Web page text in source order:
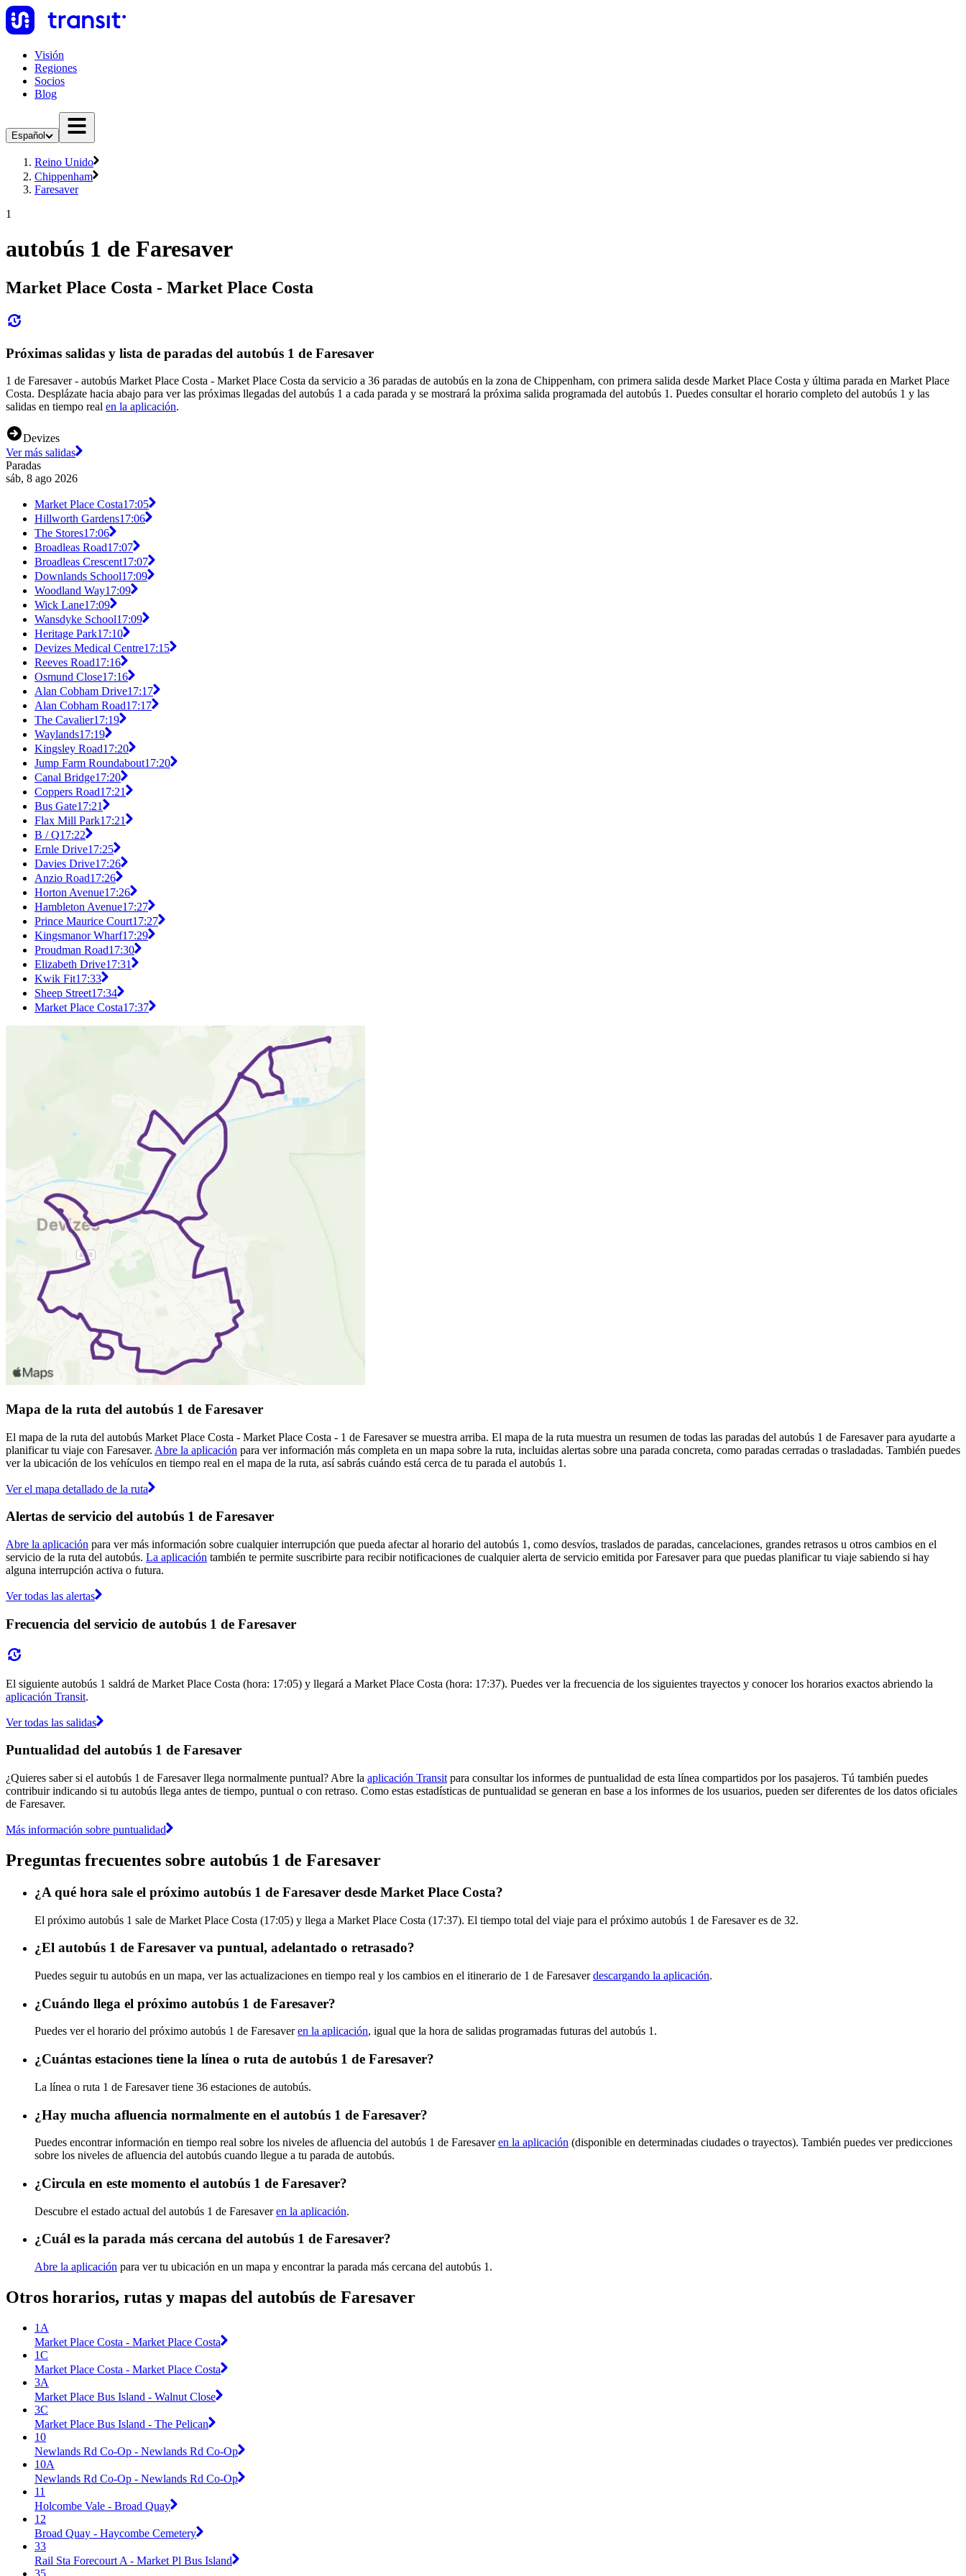
Visión
Regiones
Socios
Blog
Español
Reino Unido
Chippenham
Faresaver
1
autobús 1 de Faresaver
Market Place Costa - Market Place Costa
Próximas salidas y lista de paradas del autobús 1 de Faresaver
1 de Faresaver - autobús Market Place Costa - Market Place Costa da servicio a 36 paradas de autobús en la zona de Chippenham, con primera salida desde Market Place Costa y última parada en Market Place
Costa. Desplázate hacia abajo para ver las próximas llegadas del autobús 1 a cada parada y se mostrará la próxima salida programada del autobús 1. Puedes consultar el horario completo del autobús 1 y las
salidas en tiempo real en la aplicación.
Devizes
Ver más salidas
Paradas
sáb, 8 ago 2026
Market Place Costa17:05
Hillworth Gardens17:06
The Stores17:06
Broadleas Road17:07
Broadleas Crescent17:07
Downlands School17:09
Woodland Way17:09
Wick Lane17:09
Wansdyke School17:09
Heritage Park17:10
Devizes Medical Centre17:15
Reeves Road17:16
Osmund Close17:16
Alan Cobham Drive17:17
Alan Cobham Road17:17
The Cavalier17:19
Waylands17:19
Kingsley Road17:20
Jump Farm Roundabout17:20
Canal Bridge17:20
Coppers Road17:21
Bus Gate17:21
Flax Mill Park17:21
B / Q17:22
Ernle Drive17:25
Davies Drive17:26
Anzio Road17:26
Horton Avenue17:26
Hambleton Avenue17:27
Prince Maurice Court17:27
Kingsmanor Wharf17:29
Proudman Road17:30
Elizabeth Drive17:31
Kwik Fit17:33
Sheep Street17:34
Market Place Costa17:37
Mapa de la ruta del autobús 1 de Faresaver
El mapa de la ruta del autobús Market Place Costa - Market Place Costa - 1 de Faresaver se muestra arriba. El mapa de la ruta muestra un resumen de todas las paradas del autobús 1 de Faresaver para ayudarte a
planificar tu viaje con Faresaver. Abre la aplicación para ver información más completa en un mapa sobre la ruta, incluidas alertas sobre una parada concreta, como paradas cerradas o trasladadas. También puedes
ver la ubicación de los vehículos en tiempo real en el mapa de la ruta, así sabrás cuándo está cerca de tu parada el autobús 1.
Ver el mapa detallado de la ruta
Alertas de servicio del autobús 1 de Faresaver
Abre la aplicación para ver más información sobre cualquier interrupción que pueda afectar al horario del autobús 1, como desvíos, traslados de paradas, cancelaciones, grandes retrasos u otros cambios en el
servicio de la ruta del autobús. La aplicación también te permite suscribirte para recibir notificaciones de cualquier alerta de servicio emitida por Faresaver para que puedas planificar tu viaje sabiendo si hay
alguna interrupción activa o futura.
Ver todas las alertas
Frecuencia del servicio de autobús 1 de Faresaver
El siguiente autobús 1 saldrá de Market Place Costa (hora: 17:05) y llegará a Market Place Costa (hora: 17:37). Puedes ver la frecuencia de los siguientes trayectos y conocer los horarios exactos abriendo la
aplicación Transit.
Ver todas las salidas
Puntualidad del autobús 1 de Faresaver
¿Quieres saber si el autobús 1 de Faresaver llega normalmente puntual? Abre la aplicación Transit para consultar los informes de puntualidad de esta línea compartidos por los pasajeros. Tú también puedes
contribuir indicando si tu autobús llega antes de tiempo, puntual o con retraso. Como estas estadísticas de puntualidad se generan en base a los informes de los usuarios, pueden ser diferentes de los datos oficiales
de Faresaver.
Más información sobre puntualidad
Preguntas frecuentes sobre autobús 1 de Faresaver
¿A qué hora sale el próximo autobús 1 de Faresaver desde Market Place Costa?
El próximo autobús 1 sale de Market Place Costa (17:05) y llega a Market Place Costa (17:37). El tiempo total del viaje para el próximo autobús 1 de Faresaver es de 32.
¿El autobús 1 de Faresaver va puntual, adelantado o retrasado?
Puedes seguir tu autobús en un mapa, ver las actualizaciones en tiempo real y los cambios en el itinerario de 1 de Faresaverdescargando la aplicación.
¿Cuándo llega el próximo autobús 1 de Faresaver?
Puedes ver el horario del próximo autobús 1 de Faresaveren la aplicación, igual que la hora de salidas programadas futuras del autobús 1.
¿Cuántas estaciones tiene la línea o ruta de autobús 1 de Faresaver?
La línea o ruta 1 de Faresaver tiene 36 estaciones de autobús.
¿Hay mucha afluencia normalmente en el autobús 1 de Faresaver?
Puedes encontrar información en tiempo real sobre los niveles de afluencia del autobús 1 de Faresaveren la aplicación (disponible en determinadas ciudades o trayectos). También puedes ver predicciones
sobre los niveles de afluencia del autobús cuando llegue a tu parada de autobús.
¿Circula en este momento el autobús 1 de Faresaver?
Descubre el estado actual del autobús 1 de Faresaveren la aplicación.
¿Cuál es la parada más cercana del autobús 1 de Faresaver?
Abre la aplicación para ver tu ubicación en un mapa y encontrar la parada más cercana del autobús 1.
Otros horarios, rutas y mapas del autobús de Faresaver
1A
Market Place Costa - Market Place Costa
1C
Market Place Costa - Market Place Costa
3A
Market Place Bus Island - Walnut Close
3C
Market Place Bus Island - The Pelican
10
Newlands Rd Co-Op - Newlands Rd Co-Op
10A
Newlands Rd Co-Op - Newlands Rd Co-Op
11
Holcombe Vale - Broad Quay
12
Broad Quay - Haycombe Cemetery
33
Rail Sta Forecourt A - Market Pl Bus Island
35